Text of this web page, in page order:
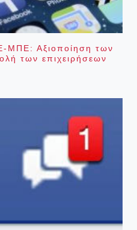
ΜΠΕ: Αξιοποίηση των
των επιχειρήσεων